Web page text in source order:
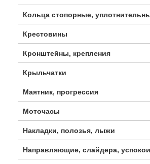
Кольца стопорные,
Крестовины
Кронштейны, крепления
Крыльчатки
Маятник, прогрессия
Моточасы
Накладки, полозья, лыжи
Направляющие, слайдера,